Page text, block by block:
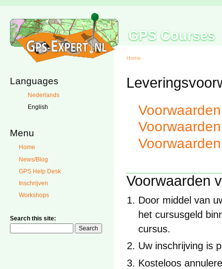
GPS Courses
Languages
Nederlands
English
Menu
Home
News/Blog
GPS Help Desk
Inschrijven
Workshops
Search this site:
Home
Voorwaarden
Door middel van
het cursusgeld
cursus.
Uw inschrijving is
Kosteloos